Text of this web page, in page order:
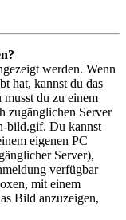
werden. Wenn
hat, kannst du das
du zu einem
zugänglichen Server
bild.gif. Du kannst
eigenen PC
Server),
verfügbar
mit einem
Bild anzuzeigen,